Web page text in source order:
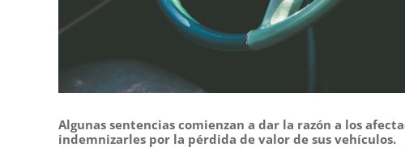
Algunas sentencias comienzan a dar la razón a los
indemnizarles por la pérdida de valor de sus vehículos.